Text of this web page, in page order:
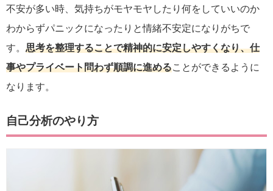
不安が多い時、気持ちがモヤモヤしたり何をしていいのか
わからずパニックになったりと情緒不安定になりがちで
す。 思考を整理することで精神的に安定しやすくなり、仕
事やプライベート問わず順調に進めることができるように
なります。
自己分析のやり方